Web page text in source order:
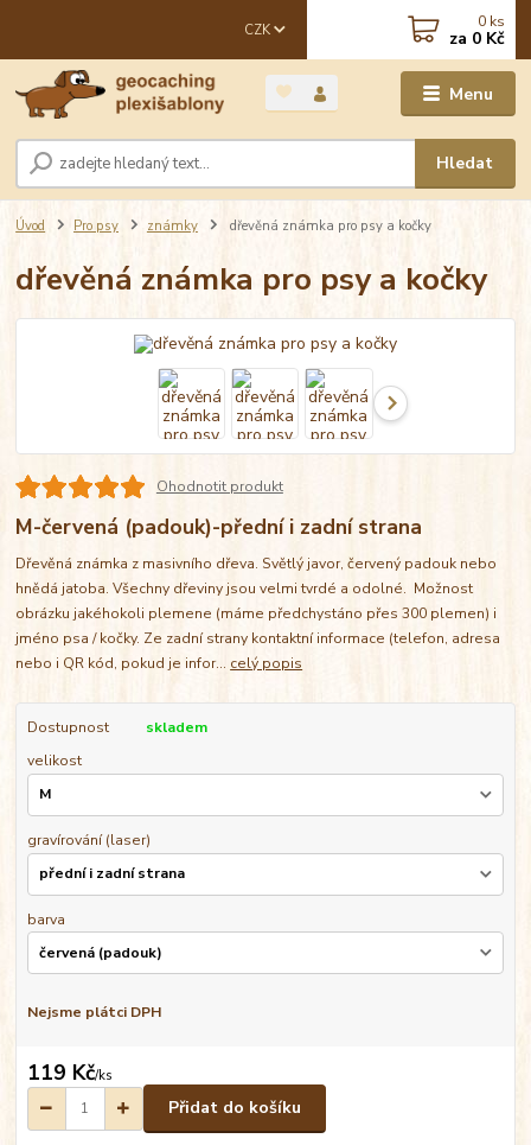
Menu
CZK
Hledat
0 ks
za 0 Kč
Úvod Pro psy známky dřevěná známka pro psy a kočky
dřevěná známka pro psy a kočky
Ohodnotit produkt
M-červená (padouk)-přední i zadní strana
Dřevěná známka z masivního dřeva. Světlý javor, červený padouk nebo
hnědá jatoba. Všechny dřeviny jsou velmi tvrdé a odolné. Možnost
obrázku jakéhokoli plemene (máme předchystáno přes 300 plemen) i
jméno psa / kočky. Ze zadní strany kontaktní informace (telefon, adresa
nebo i QR kód, pokud je infor... celý popis
Dostupnost
skladem
velikost
gravírování (laser)
barva
Nejsme plátci DPH
119 Kč/ks
Přidat do košíku